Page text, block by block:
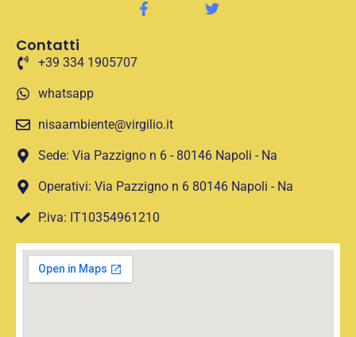
Contatti
+39 334 1905707
whatsapp
nisaambiente@virgilio.it
Sede: Via Pazzigno n 6 - 80146 Napoli - Na
Operativi: Via Pazzigno n 6 80146 Napoli - Na
P.iva: IT10354961210